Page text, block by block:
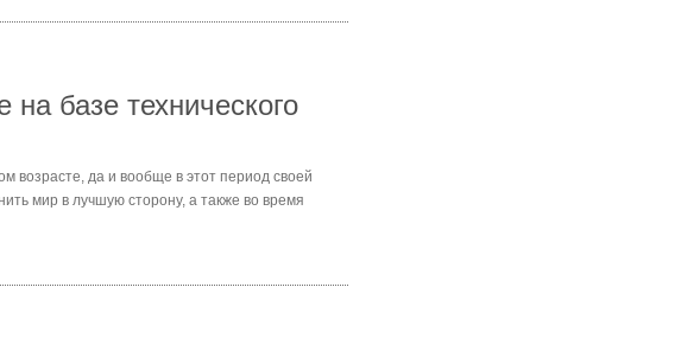
базе технического
возрасте, да и вообще в этот период своей
мир в лучшую сторону, а также во время